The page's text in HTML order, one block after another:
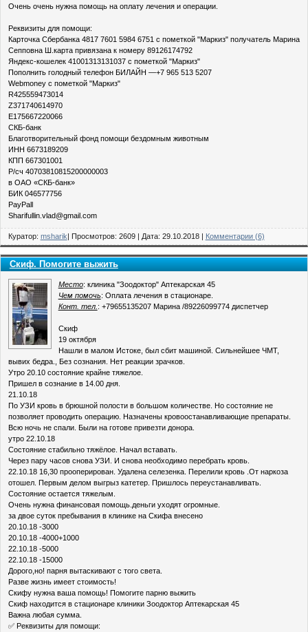
Очень очень нужна помощь на оплату лечения и операции.
Реквизиты для помощи:
Карточка Сбербанка 4817 7601 5984 6751 с пометкой "Маркиз" получатель Марина
Сепповна Ш.карта привязана к номеру 89126174792
Яндекс-кошелек 41001313131037 с пометкой "Маркиз"
Пополнить голодный телефон БИЛАЙН —+7 965 513 5207
Webmoney с пометкой "Маркиз"
R425559473014
Z371740614970
E175667220066
СКБ-банк
Благотворительный фонд помощи бездомным животным
ИНН 6673189209
КПП 667301001
Р/сч 40703810815200000003
в ОАО «СКБ-банк»
БИК 046577756
PayPall
Sharifullin.vlad@gmail.com
Куратор: msharik| Просмотров: 2609 | Дата: 29.10.2018 Комментарии (6)
Скиф. Помогите выжить
Место: клиника "Зоодоктор" Аптекарская 45
Чем помочь: Оплата лечения в стационаре.
Конт. тел. : +79655135207 Марина /89226099774 диспетчер
Скиф
19 октября
Нашли в малом Истоке, был сбит машиной. Сильнейшее ЧМТ,
вывих бедра., Без сознания. Нет реакции зрачков.
Утро 20.10 состояние крайне тяжелое.
Пришел в сознание в 14.00 дня.
21.10.18
По УЗИ кровь в брюшной полости в большом количестве. Но состояние не
позволяет проводить операцию. Назначены кровоостанавливающие препараты.
Всю ночь не спали. Были на готове привезти донора.
утро 22.10.18
Состояние стабильно тяжёлое. Начал вставать.
Через пару часов снова УЗИ. И снова необходимо перебрать кровь.
22.10.18 16,30 прооперирован. Удалена селезенка. Перелили кровь .От наркоза
отошел. Первым делом выгрыз катетер. Пришлось переустанавливать.
Состояние остается тяжелым.
Очень нужна финансовая помощь.деньги уходят огромные.
за двое суток пребывания в клинике на Скифа внесено
20.10.18 -3000
20.10.18 -4000+1000
22.10.18 -5000
22.10.18 -15000
Дорого,но! парня вытаскивают с того света.
Разве жизнь имеет стоимость!
Скифу нужна ваша помощь! Помогите парню выжить
Скиф находится в стационаре клиники Зоодоктор Аптекарская 45
Важна любая сумма.
✅ Реквизиты для помощи: